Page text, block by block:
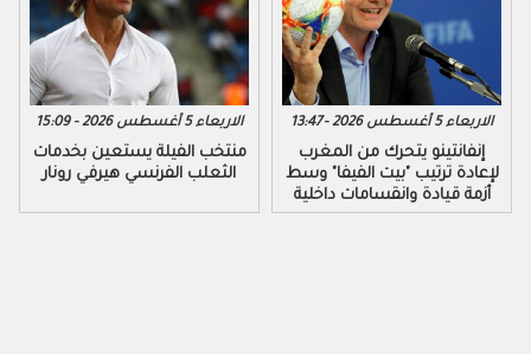
الاربعاء 5 أغسطس 2026 - 15:09
منتخب الفيلة يستعين بخدمات
الثعلب الفرنسي هيرفي رونار
الاربعاء 5 أغسطس 2026 - 13:47
إنفانتينو يتحرك من المغرب
لإعادة ترتيب "بيت الفيفا" وسط
أزمة قيادة وانقسامات داخلية